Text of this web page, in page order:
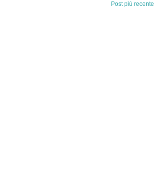
Post più recente